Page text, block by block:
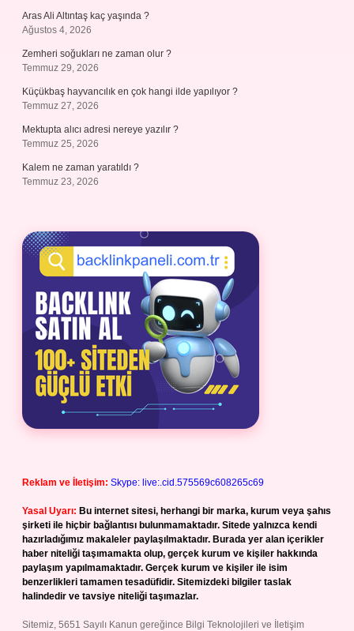
Aras Ali Altıntaş kaç yaşında ?
Ağustos 4, 2026
Zemheri soğukları ne zaman olur ?
Temmuz 29, 2026
Küçükbaş hayvancılık en çok hangi ilde yapılıyor ?
Temmuz 27, 2026
Mektupta alıcı adresi nereye yazılır ?
Temmuz 25, 2026
Kalem ne zaman yaratıldı ?
Temmuz 23, 2026
Reklam ve İletişim: Skype: live:.cid.575569c608265c69
Yasal Uyarı: Bu internet sitesi, herhangi bir marka, kurum veya şahıs
şirketi ile hiçbir bağlantısı bulunmamaktadır. Sitede yalnızca kendi
hazırladığımız makaleler paylaşılmaktadır. Burada yer alan içerikler
haber niteliği taşımamakta olup, gerçek kurum ve kişiler hakkında
paylaşım yapılmamaktadır. Gerçek kurum ve kişiler ile isim
benzerlikleri tamamen tesadüfidir. Sitemizdeki bilgiler taslak
halindedir ve tavsiye niteliği taşımazlar.
Sitemiz, 5651 Sayılı Kanun gereğince Bilgi Teknolojileri ve İletişim